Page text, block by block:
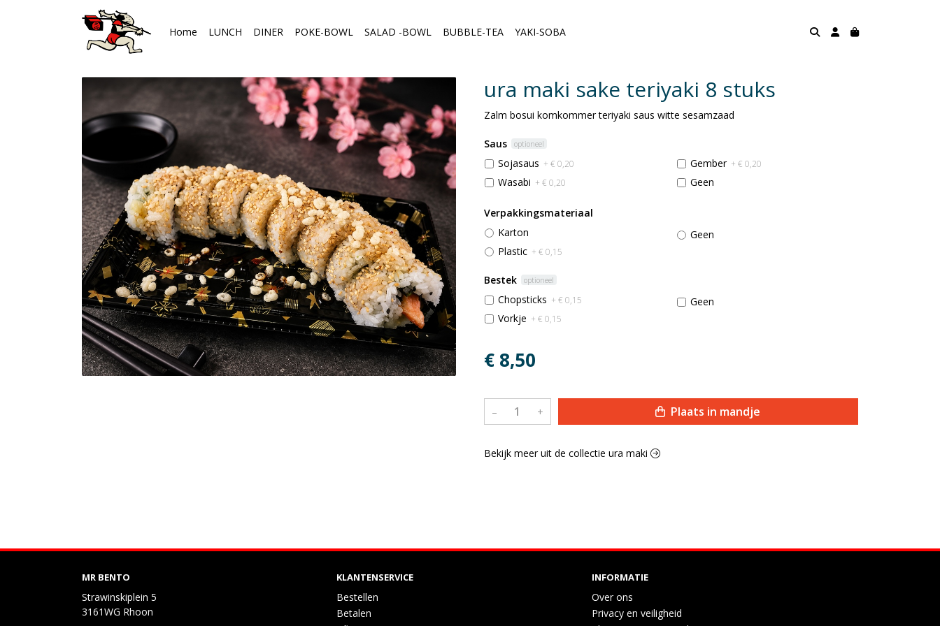
Home LUNCH DINER POKE-BOWL SALAD -BOWL BUBBLE-TEA YAKI-SOBA
ura maki sake teriyaki 8 stuks
Zalm bosui komkommer teriyaki saus witte sesamzaad
Saus optioneel
Sojasaus + € 0,20
Wasabi + € 0,20
Gember + € 0,20
Geen
Verpakkingsmateriaal
Karton
Plastic + € 0,15
Geen
Bestek optioneel
Chopsticks + € 0,15
Vorkje + € 0,15
Geen
€ 8,50
– + Plaats in mandje
Bekijk meer uit de collectie ura maki
MR BENTO
Strawinskiplein 5
3161WG Rhoon
KLANTENSERVICE
Bestellen
Betalen
INFORMATIE
Over ons
Privacy en veiligheid